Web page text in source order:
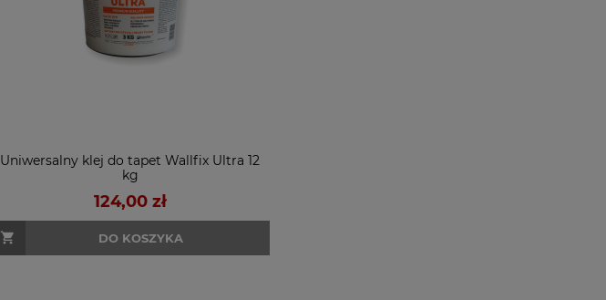
Uniwersalny klej do tapet Wallfix Ultra 12
kg
124,00 zł
DO KOSZYKA